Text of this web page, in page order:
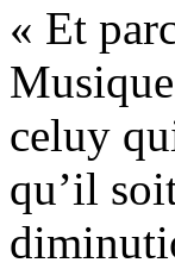
« Et
celuy
qu’il